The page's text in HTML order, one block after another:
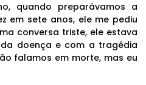
quando preparávamos a
em sete anos, ele me pediu
conversa triste, ele estava
doença e com a tragédia
falamos em morte, mas eu